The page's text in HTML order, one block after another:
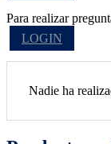
Para realizar
LOGIN
Nadie ha